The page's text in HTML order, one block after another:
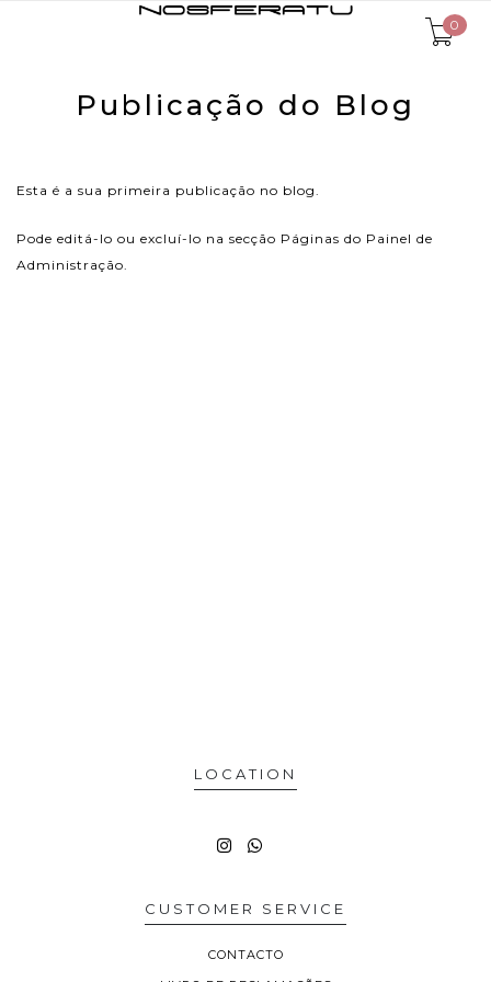
0
Publicação do Blog
Esta é a sua primeira publicação no blog.
Pode editá-lo ou excluí-lo na secção Páginas do Painel de
Administração.
LOCATION
CUSTOMER SERVICE
CONTACTO